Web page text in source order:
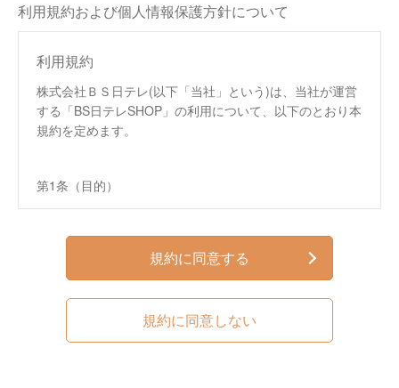
利用規約および個人情報保護方針について
利用規約
株式会社ＢＳ日テレ(以下「当社」という)は、当社が運営
する「BS日テレSHOP」の利用について、以下のとおり本
規約を定めます。
第1条（目的）
この規約は、株式会社ＢＳ日テレ（以下、「当社」と
いいます。）が運営する通信販売サイト「BS日テレ
SHOP」（以下、「本サイト」といいます。）におい
て提供するサービス（以下、「本サービス」といいま
この規約は、本サイトへのアクセス、本サービスの閲
覧、本サービスを通じた商品の購入などの利用を行っ
規約に同意する
規約に同意しない